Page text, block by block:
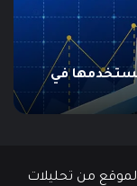
من تحليلات